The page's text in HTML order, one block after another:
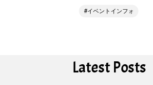
イベントインフォ
Latest Posts